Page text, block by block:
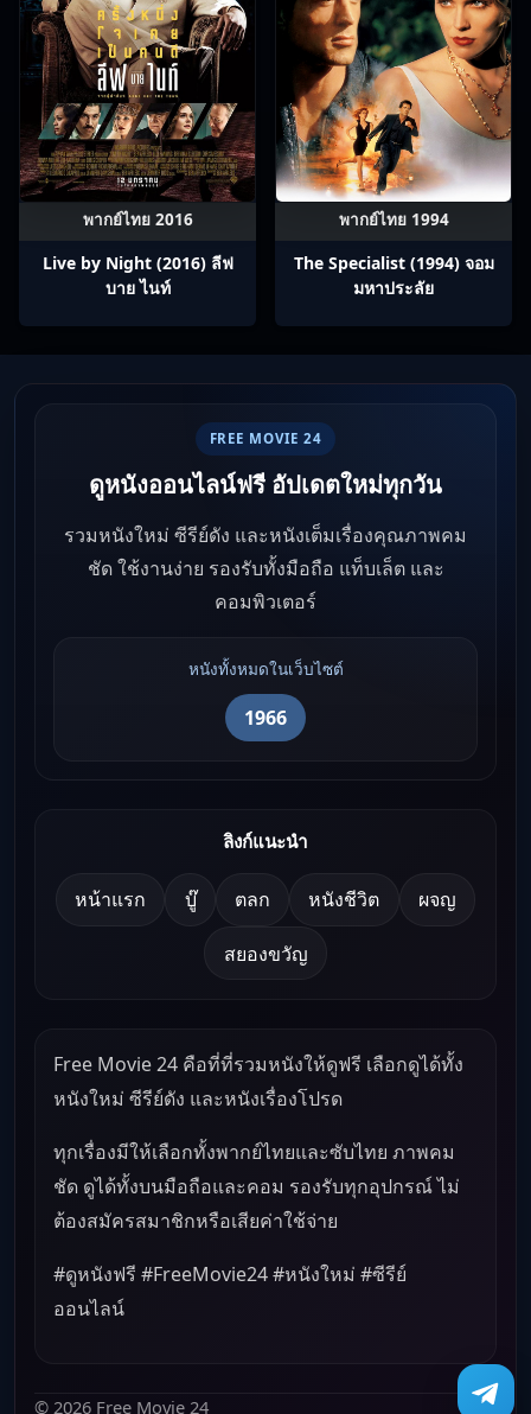
พากย์ไทย 2016
Live by Night (2016) ลีฟ
บาย ไนท์
พากย์ไทย 1994
The Specialist (1994) จอม
มหาประลัย
FREE MOVIE 24
ดูหนังออนไลน์ฟรี อัปเดตใหม่ทุกวัน
รวมหนังใหม่ ซีรีย์ดัง และหนังเต็มเรื่องคุณภาพคม
ชัด ใช้งานง่าย รองรับทั้งมือถือ แท็บเล็ต และ
คอมพิวเตอร์
หนังทั้งหมดในเว็บไซต์
1966
ลิงก์แนะนำ
หน้าแรก บู๊ ตลก หนังชีวิต ผจญ
สยองขวัญ
Free Movie 24 คือที่ที่รวมหนังให้ดูฟรี เลือกดูได้ทั้ง
หนังใหม่ ซีรีย์ดัง และหนังเรื่องโปรด
ทุกเรื่องมีให้เลือกทั้งพากย์ไทยและซับไทย ภาพคม
ชัด ดูได้ทั้งบนมือถือและคอม รองรับทุกอุปกรณ์ ไม่
ต้องสมัครสมาชิกหรือเสียค่าใช้จ่าย
#ดูหนังฟรี #FreeMovie24 #หนังใหม่ #ซีรีย์
ออนไลน์
© 2026 Free Movie 24